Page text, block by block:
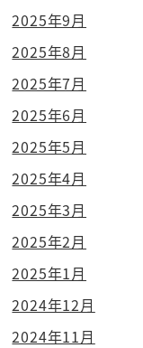
2025年9月
2025年8月
2025年7月
2025年6月
2025年5月
2025年4月
2025年3月
2025年2月
2025年1月
2024年12月
2024年11月